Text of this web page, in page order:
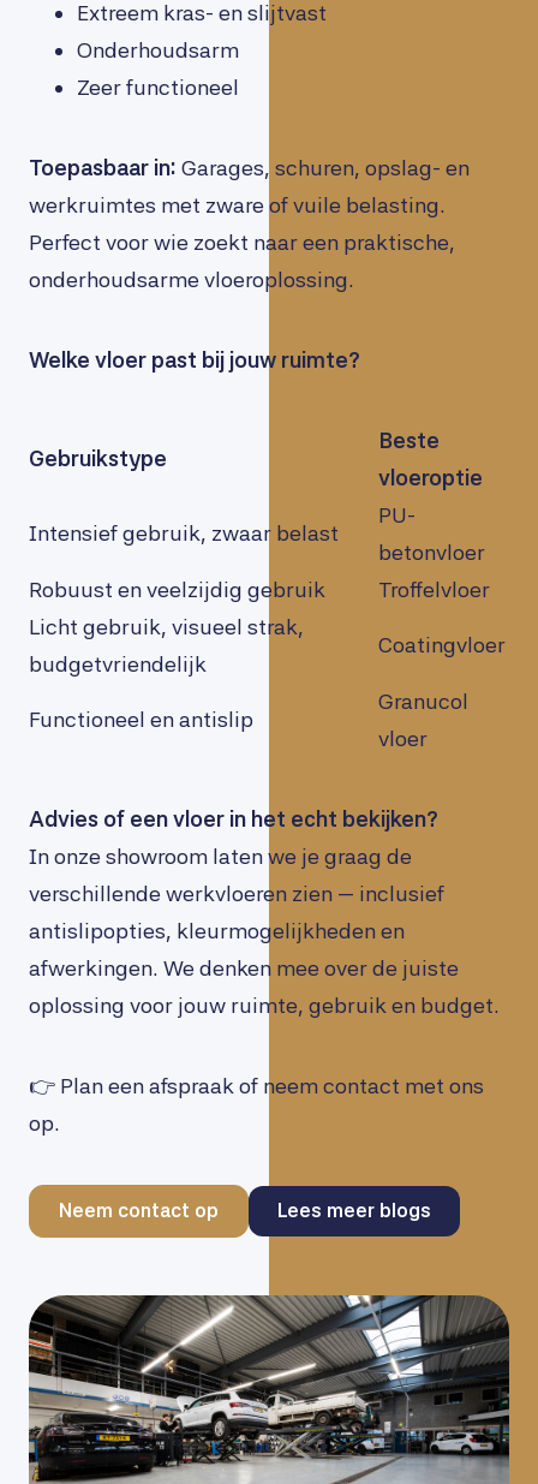
Extreem kras- en slijtvast
Onderhoudsarm
Zeer functioneel
Toepasbaar in: Garages, schuren, opslag- en
werkruimtes met zware of vuile belasting.
Perfect voor wie zoekt naar een praktische,
onderhoudsarme vloeroplossing.
Welke vloer past bij jouw ruimte?
Gebruikstype
Beste
vloeroptie
Intensief gebruik, zwaar belast
PU-
betonvloer
Robuust en veelzijdig gebruik
Troffelvloer
Licht gebruik, visueel strak,
budgetvriendelijk
Coatingvloer
Functioneel en antislip
Granucol
vloer
Advies of een vloer in het echt bekijken?
In onze showroom laten we je graag de
verschillende werkvloeren zien — inclusief
antislipopties, kleurmogelijkheden en
afwerkingen. We denken mee over de juiste
oplossing voor jouw ruimte, gebruik en budget.
👉 Plan een afspraak of neem contact met ons
op.
Neem contact op Lees meer blogs